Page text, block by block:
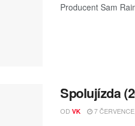
Producent Sam
Spolujízda
OD VK 7